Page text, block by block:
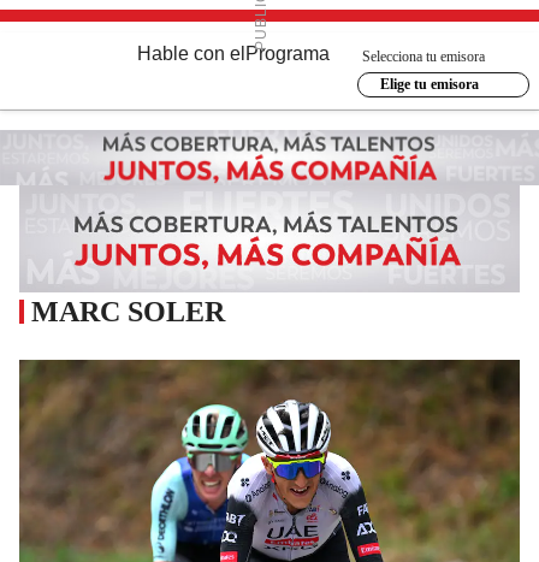
Hable con el Programa
Selecciona tu emisora
Elige tu emisora
MARC SOLER